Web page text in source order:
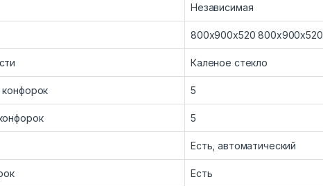
Независимая
800х900х520 800х900х520
Каленое стекло
конфорок 5
5
Есть, автоматический
Есть